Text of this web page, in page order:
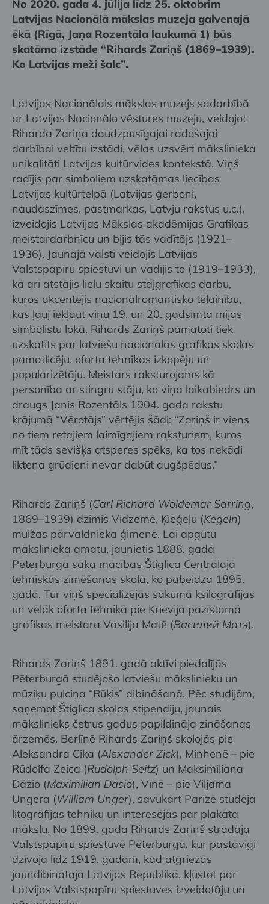
No 2020. gada 4. jūlija līdz 25. oktobrim
Latvijas Nacionālā mākslas muzeja galvenajā
ēkā (Rīgā, Jaņa Rozentāla laukumā 1) būs
skatāma izstāde “Rihards Zariņš (1869–1939).
Ko Latvijas meži šalc”.
Latvijas Nacionālais mākslas muzejs sadarbībā
ar Latvijas Nacionālo vēstures muzeju, veidojot
Riharda Zariņa daudzpusīgajai radošajai
darbībai veltītu izstādi, vēlas uzsvērt mākslinieka
unikalitāti Latvijas kultūrvides kontekstā. Viņš
radījis par simboliem uzskatāmas liecības
Latvijas kultūrtelpā (Latvijas ģerboni,
naudaszīmes, pastmarkas, Latvju rakstus u.c.),
izveidojis Latvijas Mākslas akadēmijas Grafikas
meistardarbnīcu un bijis tās vadītājs (1921–
1936). Jaunajā valstī veidojis Latvijas
Valstspapīru spiestuvi un vadījis to (1919–1933),
kā arī atstājis lielu skaitu stājgrafikas darbu,
kuros akcentējis nacionālromantisko tēlainību,
kas ļauj iekļaut viņu 19. un 20. gadsimta mijas
simbolistu lokā. Rihards Zariņš pamatoti tiek
uzskatīts par latviešu nacionālās grafikas skolas
pamatlicēju, oforta tehnikas izkopēju un
popularizētāju. Meistars raksturojams kā
personība ar stingru stāju, ko viņa laikabiedrs un
draugs Janis Rozentāls 1904. gada rakstu
krājumā “Vērotājs” vērtējis šādi: “Zariņš ir viens
no tiem retajiem laimīgajiem raksturiem, kuros
mīt tāds sevišķs atsperes spēks, ka tos nekādi
likteņa grūdieni nevar dabūt augšpēdus.”
Rihards Zariņš (Carl Richard Woldemar Sarring,
1869–1939) dzimis Vidzemē, Ķieģeļu (Kegeln)
muižas pārvaldnieka ģimenē. Lai apgūtu
mākslinieka amatu, jaunietis 1888. gadā
Pēterburgā sāka mācības Štiglica Centrālajā
tehniskās zīmēšanas skolā, ko pabeidza 1895.
gadā. Tur viņš specializējās sākumā ksilogrāfijas
un vēlāk oforta tehnikā pie Krievijā pazīstamā
grafikas meistara Vasilija Matē (Василий Матэ).
Rihards Zariņš 1891. gadā aktīvi piedalījās
Pēterburgā studējošo latviešu mākslinieku un
mūziķu pulciņa “Rūķis” dibināšanā. Pēc studijām,
saņemot Štiglica skolas stipendiju, jaunais
mākslinieks četrus gadus papildināja zināšanas
ārzemēs. Berlīnē Rihards Zariņš skolojās pie
Aleksandra Cika (Alexander Zick), Minhenē – pie
Rūdolfa Zeica (Rudolph Seitz) un Maksimiliana
Dāzio (Maximilian Dasio), Vīnē – pie Viljama
Ungera (William Unger), savukārt Parīzē studēja
litogrāfijas tehniku un interesējās par plakāta
mākslu. No 1899. gada Rihards Zariņš strādāja
Valstspapīru spiestuvē Pēterburgā, kur pastāvīgi
dzīvoja līdz 1919. gadam, kad atgriezās
jaundibinātajā Latvijas Republikā, kļūstot par
Latvijas Valstspapīru spiestuves izveidotāju un